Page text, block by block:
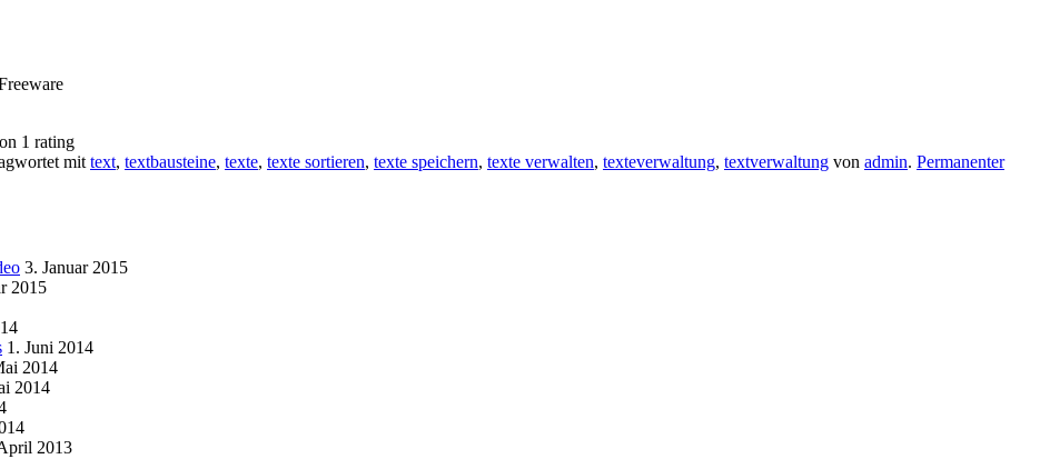
1 rating
mit text, textbausteine, texte, texte sortieren, texte speichern, texte verwalten, texteverwaltung, textverwaltung von admin. Permanenter
3. Januar 2015
2015
1. Juni 2014
2014
2014
2013